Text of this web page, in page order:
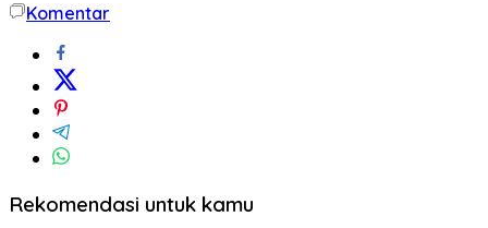
Komentar
Rekomendasi untuk kamu